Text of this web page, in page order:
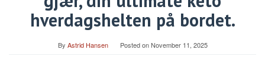
hverdagshelten på bordet.
By Astrid Hansen Posted onNovember 11, 2025